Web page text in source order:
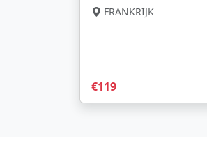
FRANKRIJK
€119